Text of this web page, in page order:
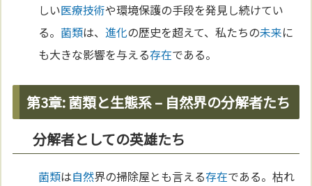
しい医療技術や環境保護の手段を発見し続けてい
る。 菌類は、進化の歴史を超えて、私たちの未来に
も大きな影響を与える存在である。
第3章: 菌類と生態系 – 自然界の分解者たち
分解者としての英雄たち
菌類は自然界の掃除屋とも言える存在である。枯れ